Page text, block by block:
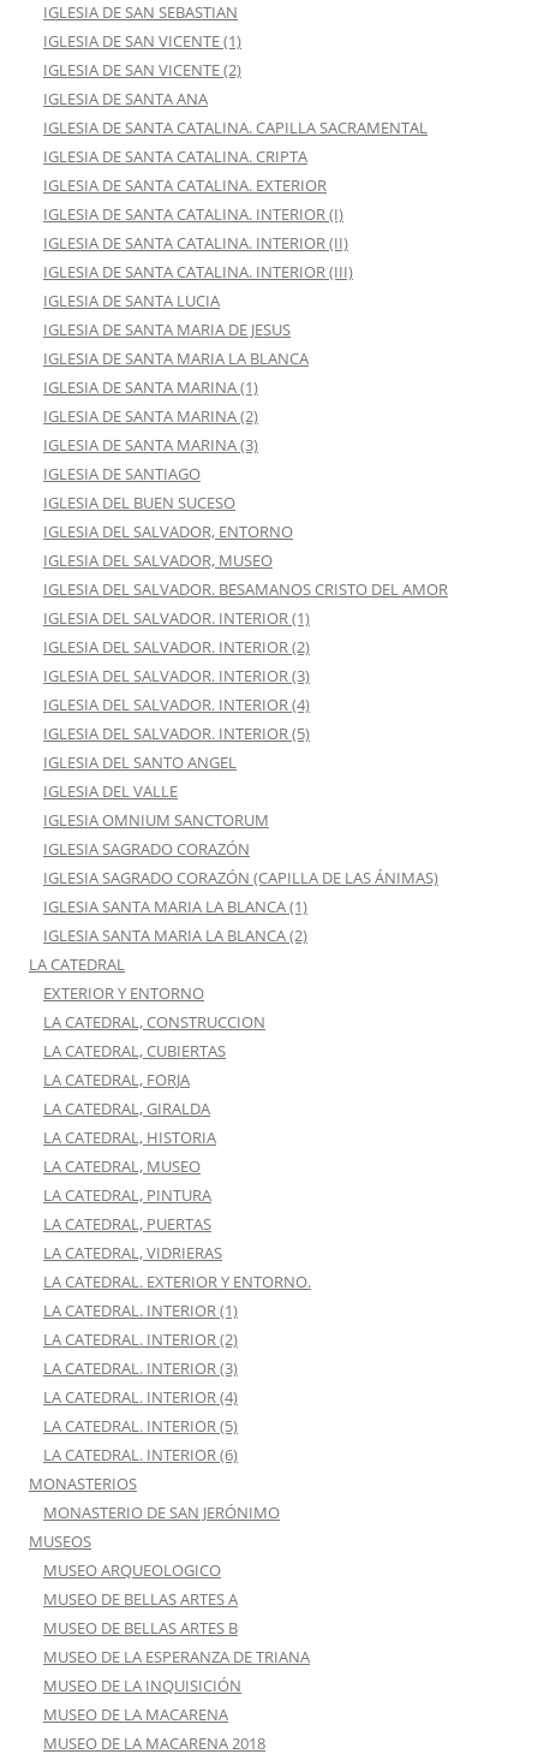
IGLESIA DE SAN SEBASTIAN
IGLESIA DE SAN VICENTE (1)
IGLESIA DE SAN VICENTE (2)
IGLESIA DE SANTA ANA
IGLESIA DE SANTA CATALINA. CAPILLA SACRAMENTAL
IGLESIA DE SANTA CATALINA. CRIPTA
IGLESIA DE SANTA CATALINA. EXTERIOR
IGLESIA DE SANTA CATALINA. INTERIOR (I)
IGLESIA DE SANTA CATALINA. INTERIOR (II)
IGLESIA DE SANTA CATALINA. INTERIOR (III)
IGLESIA DE SANTA LUCIA
IGLESIA DE SANTA MARIA DE JESUS
IGLESIA DE SANTA MARIA LA BLANCA
IGLESIA DE SANTA MARINA (1)
IGLESIA DE SANTA MARINA (2)
IGLESIA DE SANTA MARINA (3)
IGLESIA DE SANTIAGO
IGLESIA DEL BUEN SUCESO
IGLESIA DEL SALVADOR, ENTORNO
IGLESIA DEL SALVADOR, MUSEO
IGLESIA DEL SALVADOR. BESAMANOS CRISTO DEL AMOR
IGLESIA DEL SALVADOR. INTERIOR (1)
IGLESIA DEL SALVADOR. INTERIOR (2)
IGLESIA DEL SALVADOR. INTERIOR (3)
IGLESIA DEL SALVADOR. INTERIOR (4)
IGLESIA DEL SALVADOR. INTERIOR (5)
IGLESIA DEL SANTO ANGEL
IGLESIA DEL VALLE
IGLESIA OMNIUM SANCTORUM
IGLESIA SAGRADO CORAZÓN
IGLESIA SAGRADO CORAZÓN (CAPILLA DE LAS ÁNIMAS)
IGLESIA SANTA MARIA LA BLANCA (1)
IGLESIA SANTA MARIA LA BLANCA (2)
LA CATEDRAL
EXTERIOR Y ENTORNO
LA CATEDRAL, CONSTRUCCION
LA CATEDRAL, CUBIERTAS
LA CATEDRAL, FORJA
LA CATEDRAL, GIRALDA
LA CATEDRAL, HISTORIA
LA CATEDRAL, MUSEO
LA CATEDRAL, PINTURA
LA CATEDRAL, PUERTAS
LA CATEDRAL, VIDRIERAS
LA CATEDRAL. EXTERIOR Y ENTORNO.
LA CATEDRAL. INTERIOR (1)
LA CATEDRAL. INTERIOR (2)
LA CATEDRAL. INTERIOR (3)
LA CATEDRAL. INTERIOR (4)
LA CATEDRAL. INTERIOR (5)
LA CATEDRAL. INTERIOR (6)
MONASTERIOS
MONASTERIO DE SAN JERÓNIMO
MUSEOS
MUSEO ARQUEOLOGICO
MUSEO DE BELLAS ARTES A
MUSEO DE BELLAS ARTES B
MUSEO DE LA ESPERANZA DE TRIANA
MUSEO DE LA INQUISICIÓN
MUSEO DE LA MACARENA
MUSEO DE LA MACARENA 2018